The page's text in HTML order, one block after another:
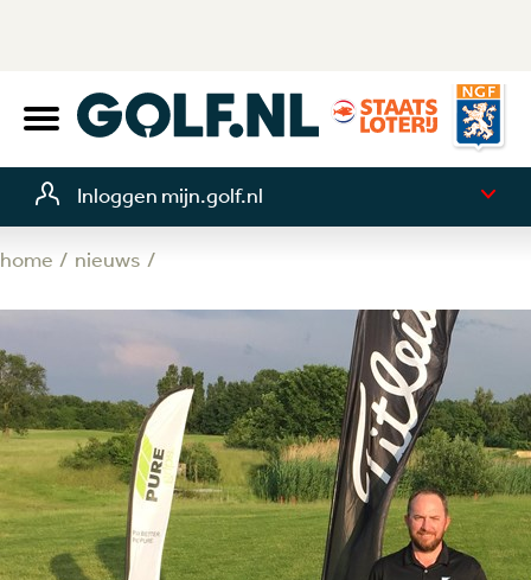
Inloggen mijn.golf.nl
home nieuws